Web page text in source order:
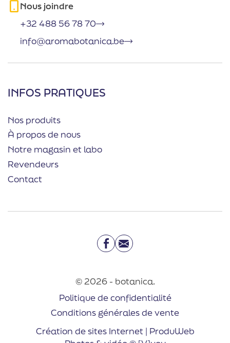
Nous joindre
+32 488 56 78 70
info@aromabotanica.be
INFOS PRATIQUES
Nos produits
À propos de nous
Notre magasin et labo
Revendeurs
Contact
Facebook
Email
© 2026 - botanica.
Politique de confidentialité
Conditions générales de vente
Création de sites Internet | ProduWeb